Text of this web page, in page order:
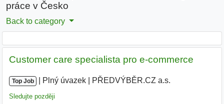
práce v Česko
Back to category
Customer care specialista pro e-commerce
Top Job Plný úvazek PŘEDVÝBĚR.CZ a.s.
Sledujte později